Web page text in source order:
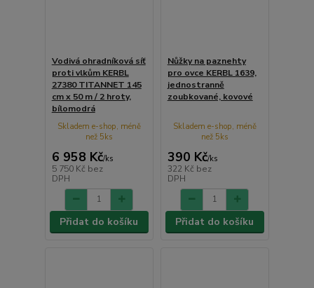
Vodivá ohradníková síť
proti vlkům KERBL
27380 TITANNET 145
cm x 50 m / 2 hroty,
bílomodrá
6 958 Kč/ks
5 750 Kč bez
DPH
Skladem e-shop, méně
než 5ks
Přidat do košíku
Nůžky na paznehty
pro ovce KERBL 1639,
jednostranně
zoubkované, kovové
390 Kč/ks
322 Kč bez
DPH
Skladem e-shop, méně
než 5ks
Přidat do košíku